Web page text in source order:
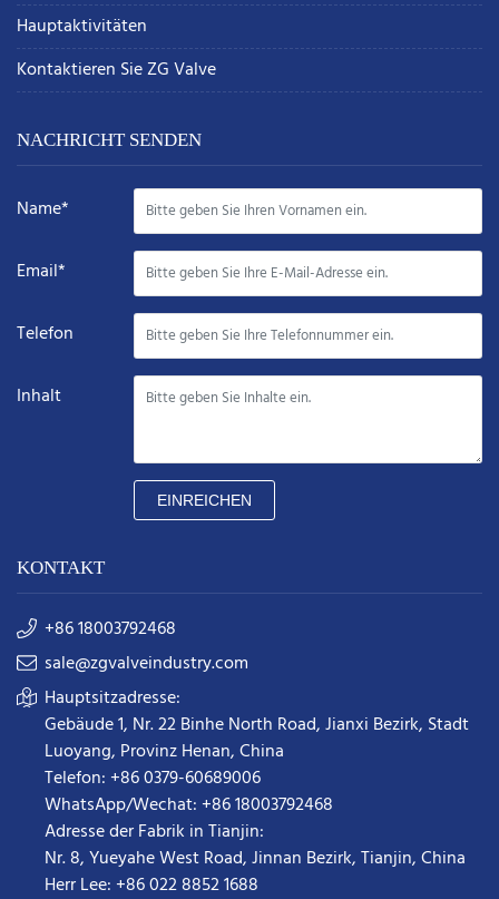
Hauptaktivitäten
Kontaktieren Sie ZG Valve
NACHRICHT SENDEN
Name*
Email*
Telefon
Inhalt
EINREICHEN
KONTAKT
+86 18003792468
sale@zgvalveindustry.com
Hauptsitzadresse:
Gebäude 1, Nr. 22 Binhe North Road, Jianxi Bezirk, Stadt
Luoyang, Provinz Henan, China
Telefon: +86 0379-60689006
WhatsApp/Wechat: +86 18003792468
Adresse der Fabrik in Tianjin:
Nr. 8, Yueyahe West Road, Jinnan Bezirk, Tianjin, China
Herr Lee: +86 022 8852 1688